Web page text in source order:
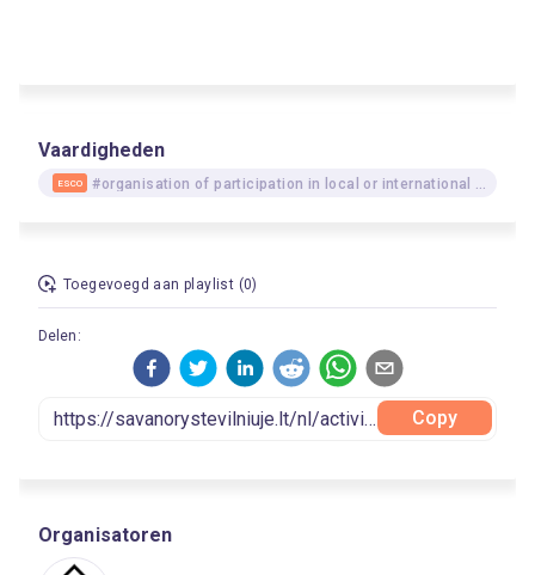
Vaardigheden
ESCO #organisation of participation in local or international events
Toegevoegd aan playlist (0)
Delen:
Copy
Organisatoren